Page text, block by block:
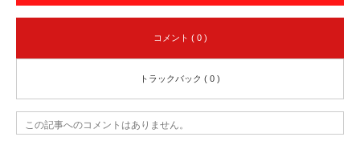
コメント ( 0 )
トラックバック ( 0 )
この記事へのコメントはありません。